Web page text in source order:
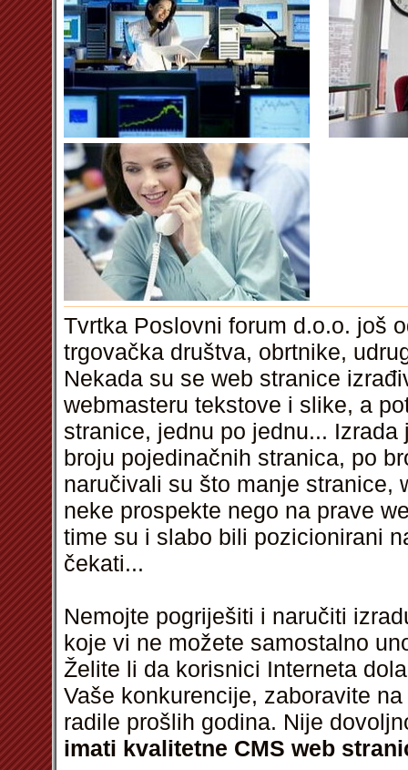
Tvrtka Poslovni forum d.o.o. još
trgovačka društva, obrtnike,
Nekada su se web stranice
webmasteru tekstove i slike, a
stranice, jednu po jednu...
broju pojedinačnih stranica, po
naručivali su što manje stranice,
neke prospekte nego na prave
time su i slabo bili pozicionirani
čekati...
Nemojte pogriješiti i naručiti
koje vi ne možete samostalno
Želite li da korisnici Interneta
Vaše konkurencije, zaboravite
radile prošlih godina. Nije
imati kvalitetne CMS web